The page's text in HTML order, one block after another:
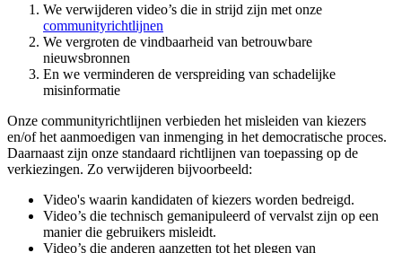
We verwijderen video’s die in strijd zijn met onze
communityrichtlijnen
We vergroten de vindbaarheid van betrouwbare
nieuwsbronnen
En we verminderen de verspreiding van schadelijke
misinformatie
Onze communityrichtlijnen verbieden het misleiden van kiezers
en/of het aanmoedigen van inmenging in het democratische proces.
Daarnaast zijn onze standaard richtlijnen van toepassing op de
verkiezingen. Zo verwijderen bijvoorbeeld:
Video's waarin kandidaten of kiezers worden bedreigd.
Video’s die technisch gemanipuleerd of vervalst zijn op een
manier die gebruikers misleidt.
Video’s die anderen aanzetten tot het plegen van